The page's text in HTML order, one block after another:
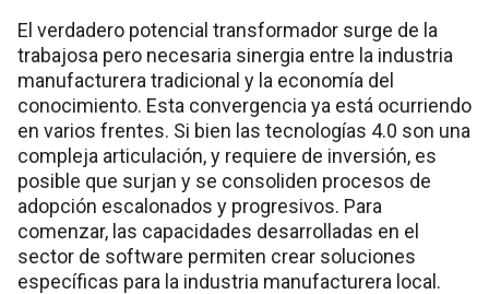
El verdadero potencial transformador surge de la
trabajosa pero necesaria sinergia entre la industria
manufacturera tradicional y la economía del
conocimiento. Esta convergencia ya está ocurriendo
en varios frentes. Si bien las tecnologías 4.0 son una
compleja articulación, y requiere de inversión, es
posible que surjan y se consoliden procesos de
adopción escalonados y progresivos. Para
comenzar, las capacidades desarrolladas en el
sector de software permiten crear soluciones
específicas para la industria manufacturera local.